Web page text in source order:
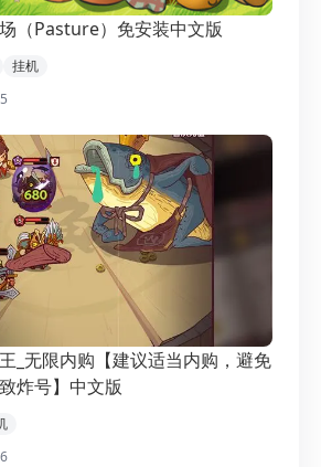
（Pasture）免安装中文版
挂机
_无限内购【建议适当内购，避免
炸号】中文版